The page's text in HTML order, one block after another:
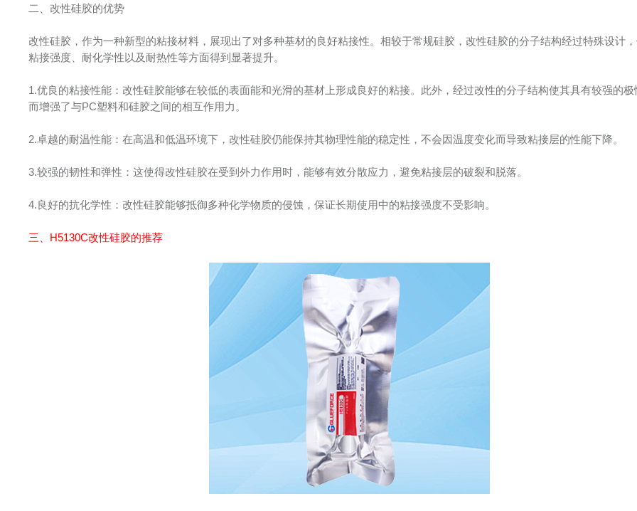
二、改性硅胶的优势
改性硅胶，作为一种新型的粘接材料，展现出了对多种基材的良好粘接性。相较于常规硅胶，改性硅胶的分子结构经过特殊设计
粘接强度、耐化学性以及耐热性等方面得到显著提升。
1.优良的粘接性能：改性硅胶能够在较低的表面能和光滑的基材上形成良好的粘接。此外，经过改性的分子结构使其具有较强的极
而增强了与PC塑料和硅胶之间的相互作用力。
2.卓越的耐温性能：在高温和低温环境下，改性硅胶仍能保持其物理性能的稳定性，不会因温度变化而导致粘接层的性能下降。
3.较强的韧性和弹性：这使得改性硅胶在受到外力作用时，能够有效分散应力，避免粘接层的破裂和脱落。
4.良好的抗化学性：改性硅胶能够抵御多种化学物质的侵蚀，保证长期使用中的粘接强度不受影响。
三、 H5130C改性硅胶的推荐